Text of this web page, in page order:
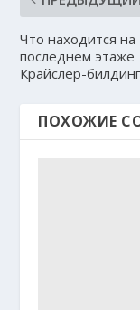
Что находится на
последнем этаже
Крайслер-
ПОХОЖИЕ